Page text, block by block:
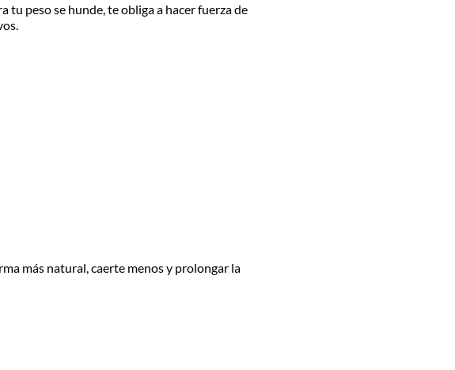
tu peso se hunde, te obliga a hacer fuerza de
más natural, caerte menos y prolongar la